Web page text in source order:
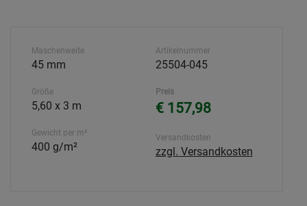
Maschenweite
45 mm
Größe
5,60 x 3 m
Gewicht per m²
400 g/m²
Artikelnummer
25504-045
Preis
€ 157,98
Versandkosten
zzgl. Versandkosten